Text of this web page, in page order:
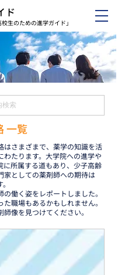
ド
生のための進学ガイド」
一覧
はさまざまで、薬学の知識を活
わたります。大学院への進学や
に所属する道もあり、少子高齢
家としての薬剤師への期待は
の働く姿をレポートしました。
職場もあるかもしれません。
像を見つけてください。